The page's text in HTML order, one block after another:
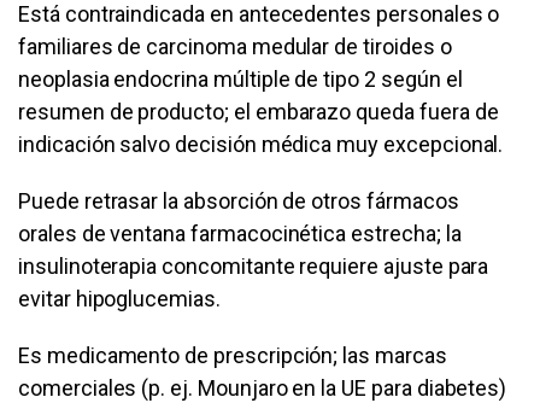
Está contraindicada en antecedentes personales o
familiares de carcinoma medular de tiroides o
neoplasia endocrina múltiple de tipo 2 según el
resumen de producto; el embarazo queda fuera de
indicación salvo decisión médica muy excepcional.
Puede retrasar la absorción de otros fármacos
orales de ventana farmacocinética estrecha; la
insulinoterapia concomitante requiere ajuste para
evitar hipoglucemias.
Es medicamento de prescripción; las marcas
comerciales (p. ej. Mounjaro en la UE para diabetes)